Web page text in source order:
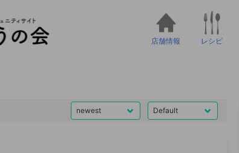
店舗情報 レシピ